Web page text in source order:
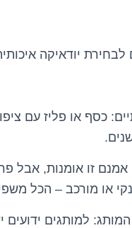
לבחירת יודאיקה
כסף או פליז עם
זו אומנות, אבל
או מורכב – הכל
למותגים ידועים